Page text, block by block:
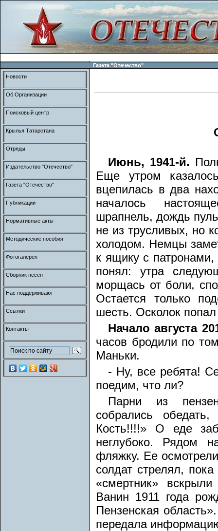
Газета "Отечество"
Июнь, 1941-й.
Еще утром
вцепилась в два
началось
шрапнель, дождь
не из трусливых, но
холодом. Немцы
к ящику с
понял: утра
морщась от боли,
Остается только
шесть. Осколок
Начало августа
часов бродили по
Маньки.
- Ну, все ребята!
поедим, что ли?
Парни из
собрались
Кость!!!!» О еде
неглубоко. Рядом
фляжку. Ее
солдат стрелял,
«смертник»
Ванин 1911 года
Пензенская
передала
Новости
Об Организации
Поисковый центр
Крылья Татарстана
Отряды
Издательство "Отечество"
Газета "Отечество"
Публикации
Нормативные акты
Методические пособия
Фотогалерея
Сборник песен
Нас поддерживают
Ссылки
Контакты